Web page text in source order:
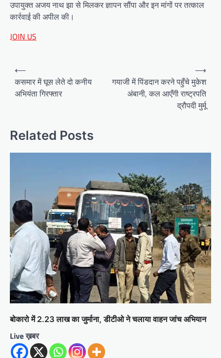
उपायुक्त अजय नाथ झा से मिलकर ज्ञापन सौंपा और इन मांगों पर तत्काल
कार्रवाई की अपील की।
JOIN US
Post
navigation
⟵
कसमार में घूस लेते दो कनीय
अभियंता गिरफ्तार
गयाजी में पिंडदान करने पहुँचे मुकेश
अंबानी, कल आएँगी राष्ट्रपति
द्रौपदी मुर्मू
⟶
Related Posts
बोकारो में 2.23 लाख का जुर्माना, डीटीओ ने चलाया वाहन जांच अभियान
Live ख़बर